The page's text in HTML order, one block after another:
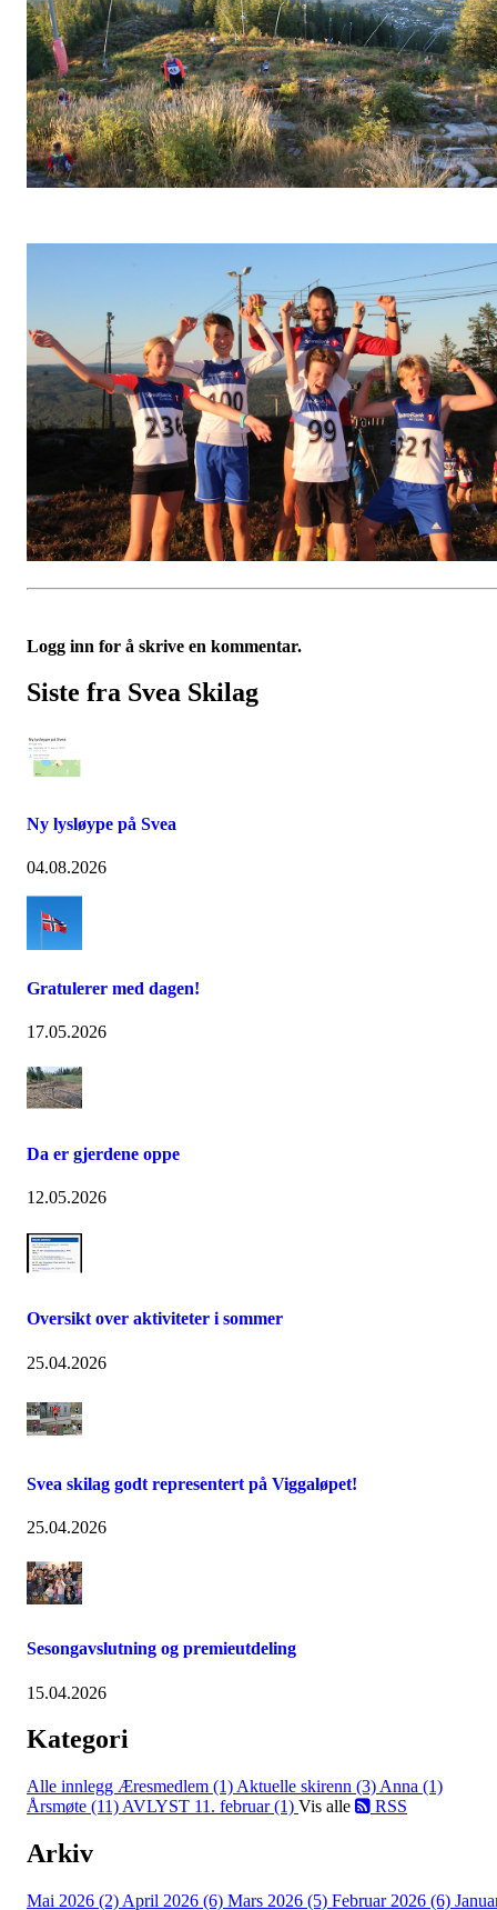
Logg inn for å skrive en kommentar.
Siste fra Svea Skilag
Ny lysløype på Svea
04.08.2026
Gratulerer med dagen!
17.05.2026
Da er gjerdene oppe
12.05.2026
Oversikt over aktiviteter i sommer
25.04.2026
Svea skilag godt representert på Viggaløpet!
25.04.2026
Sesongavslutning og premieutdeling
15.04.2026
Kategori
Alle innlegg Æresmedlem (1) Aktuelle skirenn (3) Anna (1)
Årsmøte (11) AVLYST 11. februar (1) Vis alle RSS
Arkiv
Mai 2026 (2) April 2026 (6) Mars 2026 (5) Februar 2026 (6)